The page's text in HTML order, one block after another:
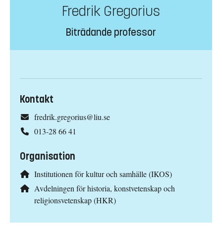
Fredrik Gregorius
Biträdande professor
Kontakt
fredrik.gregorius@liu.se
013-28 66 41
Organisation
Institutionen för kultur och samhälle (IKOS)
Avdelningen för historia, konstvetenskap och
religionsvetenskap (HKR)